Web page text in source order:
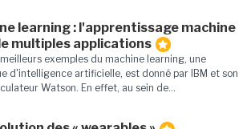
learning : l'apprentissage machine
multiples applications
meilleurs exemples du machine learning, une
d'intelligence artificielle, est donné par IBM et son
Watson. En effet, au sein de...